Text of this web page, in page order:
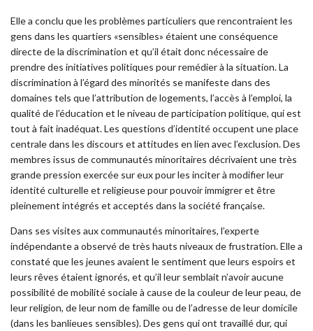
Elle a conclu que les problèmes particuliers que rencontraient les
gens dans les quartiers «sensibles» étaient une conséquence
directe de la discrimination et qu’il était donc nécessaire de
prendre des initiatives politiques pour remédier à la situation. La
discrimination à l’égard des minorités se manifeste dans des
domaines tels que l’attribution de logements, l’accès à l’emploi, la
qualité de l’éducation et le niveau de participation politique, qui est
tout à fait inadéquat. Les questions d’identité occupent une place
centrale dans les discours et attitudes en lien avec l’exclusion. Des
membres issus de communautés minoritaires décrivaient une très
grande pression exercée sur eux pour les inciter à modifier leur
identité culturelle et religieuse pour pouvoir immigrer et être
pleinement intégrés et acceptés dans la société française.
Dans ses visites aux communautés minoritaires, l’experte
indépendante a observé de très hauts niveaux de frustration. Elle a
constaté que les jeunes avaient le sentiment que leurs espoirs et
leurs rêves étaient ignorés, et qu’il leur semblait n’avoir aucune
possibilité de mobilité sociale à cause de la couleur de leur peau, de
leur religion, de leur nom de famille ou de l’adresse de leur domicile
(dans les banlieues sensibles). Des gens qui ont travaillé dur, qui